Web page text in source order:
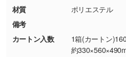
シンプルな背景のデータや
り抜き処理が可能です。→
材質
ポリエステル
備考
カートン入数
1箱(カートン
約